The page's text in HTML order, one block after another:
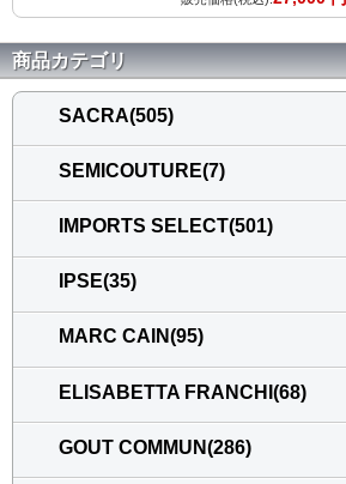
商品カテゴリ
SACRA(505)
SEMICOUTURE(7)
IMPORTS SELECT(501)
IPSE(35)
MARC CAIN(95)
ELISABETTA FRANCHI(68)
GOUT COMMUN(286)